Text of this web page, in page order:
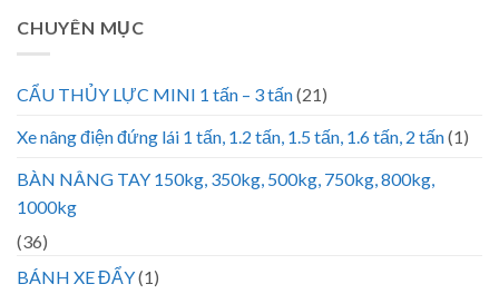
CHUYÊN MỤC
CẨU THỦY LỰC MINI 1 tấn – 3 tấn(21)
Xe nâng điện đứng lái 1 tấn, 1.2 tấn, 1.5 tấn, 1.6 tấn, 2 tấn(1)
BÀN NÂNG TAY 150kg, 350kg, 500kg, 750kg, 800kg,
1000kg
(36)
BÁNH XE ĐẨY(1)